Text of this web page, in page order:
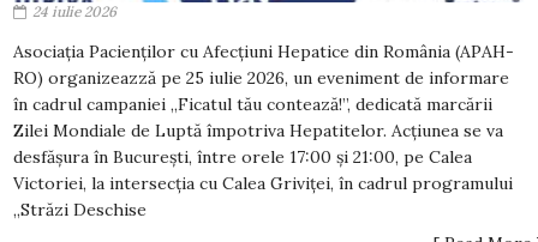
24 iulie 2026
Asociația Pacienților cu Afecțiuni Hepatice din România (APAH-
RO) organizeazză pe 25 iulie 2026, un eveniment de informare
în cadrul campaniei „Ficatul tău contează!”, dedicată marcării
Zilei Mondiale de Luptă împotriva Hepatitelor. Acțiunea se va
desfășura în București, între orele 17:00 și 21:00, pe Calea
Victoriei, la intersecția cu Calea Griviței, în cadrul programului
„Străzi Deschise